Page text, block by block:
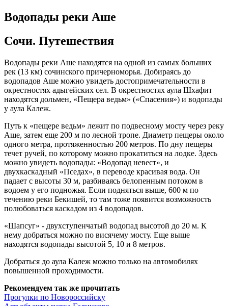
Водопады реки Аше
Сочи. Путешествия
Водопады реки Аше находятся на одной из самых больших
рек (13 км) сочинского причерноморья. Добираясь до
водопадов Аше можно увидеть достопримечательности в
окрестностях адыгейских сел. В окрестностях аула Шхафит
находятся дольмен, «Пещера ведьм» («Спасения») и водопады
у аула Калеж.
Путь к «пещере ведьм» лежит по подвесному мосту через реку
Аше, затем еще 200 м по лесной тропе. Диаметр пещеры около
одного метра, протяженностью 200 метров. По дну пещеры
течет ручей, по которому можно прокатиться на лодке. Здесь
можно увидеть водопады: «Водопад невест», и
двухкаскадный «Пседах», в переводе красивая вода. Он
падает с высоты 30 м, разбиваясь белопенным потоком в
водоем у его подножья. Если подняться выше, 600 м по
течению реки Бекишей, то там тоже появится возможность
полюбоваться каскадом из 4 водопадов.
«Шапсуг» - двухступенчатый водопад высотой до 20 м. К
нему добраться можно по висячему мосту. Еще выше
находятся водопады высотой 5, 10 и 8 метров.
Добраться до аула Калеж можно только на автомобилях
повышенной проходимости.
Рекомендуем так же прочитать
Прогулки по Новороссийску